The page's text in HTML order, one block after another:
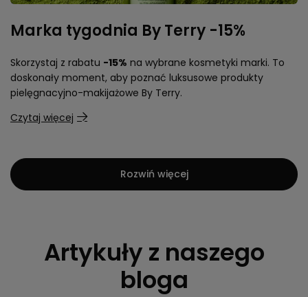
Marka tygodnia By Terry -15%
Skorzystaj z rabatu -15% na wybrane kosmetyki marki. To
doskonały moment, aby poznać luksusowe produkty
pielęgnacyjno-makijażowe By Terry.
Czytaj więcej
Rozwiń więcej
Artykuły z naszego
bloga